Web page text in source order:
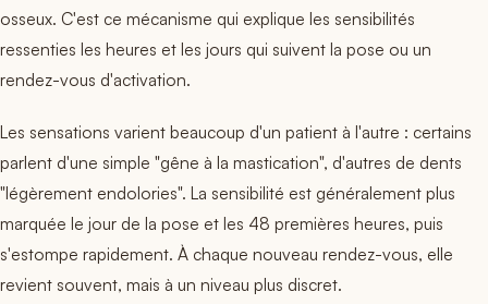
osseux. C'est ce mécanisme qui explique les sensibilités
ressenties les heures et les jours qui suivent la pose ou un
rendez-vous d'activation.
Les sensations varient beaucoup d'un patient à l'autre : certains
parlent d'une simple "gêne à la mastication", d'autres de dents
"légèrement endolories". La sensibilité est généralement plus
marquée le jour de la pose et les 48 premières heures, puis
s'estompe rapidement. À chaque nouveau rendez-vous, elle
revient souvent, mais à un niveau plus discret.